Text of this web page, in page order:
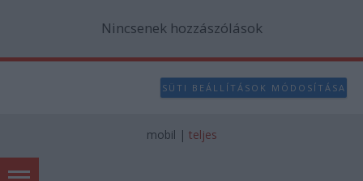
Nincsenek hozzászólások
SÜTI BEÁLLÍTÁSOK MÓDOSÍTÁSA
mobil | teljes